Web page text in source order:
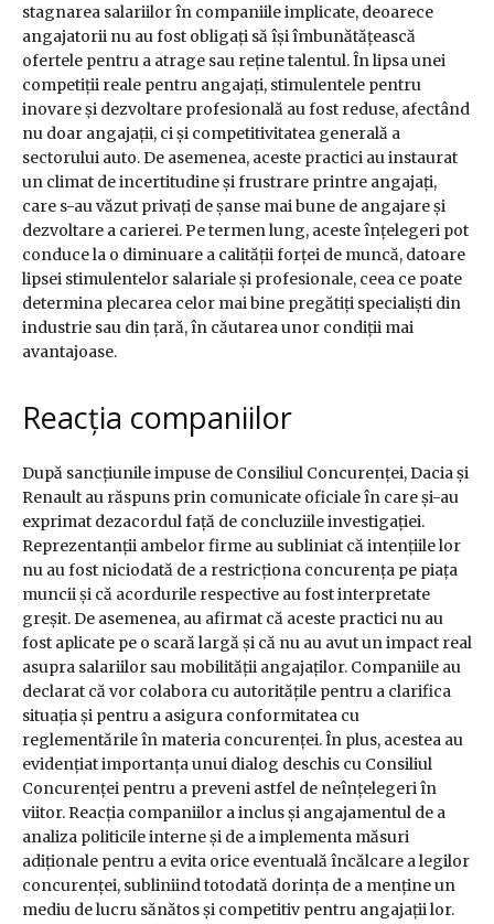
stagnarea salariilor în companiile implicate, deoarece
angajatorii nu au fost obligați să își îmbunătățească
ofertele pentru a atrage sau reține talentul. În lipsa unei
competiții reale pentru angajați, stimulentele pentru
inovare și dezvoltare profesională au fost reduse, afectând
nu doar angajații, ci și competitivitatea generală a
sectorului auto. De asemenea, aceste practici au instaurat
un climat de incertitudine și frustrare printre angajați,
care s-au văzut privați de șanse mai bune de angajare și
dezvoltare a carierei. Pe termen lung, aceste înțelegeri pot
conduce la o diminuare a calității forței de muncă, datoare
lipsei stimulentelor salariale și profesionale, ceea ce poate
determina plecarea celor mai bine pregătiți specialiști din
industrie sau din țară, în căutarea unor condiții mai
avantajoase.
Reacția companiilor
După sancțiunile impuse de Consiliul Concurenței, Dacia și
Renault au răspuns prin comunicate oficiale în care și-au
exprimat dezacordul față de concluziile investigației.
Reprezentanții ambelor firme au subliniat că intențiile lor
nu au fost niciodată de a restricționa concurența pe piața
muncii și că acordurile respective au fost interpretate
greșit. De asemenea, au afirmat că aceste practici nu au
fost aplicate pe o scară largă și că nu au avut un impact real
asupra salariilor sau mobilității angajaților. Companiile au
declarat că vor colabora cu autoritățile pentru a clarifica
situația și pentru a asigura conformitatea cu
reglementările în materia concurenței. În plus, acestea au
evidențiat importanța unui dialog deschis cu Consiliul
Concurenței pentru a preveni astfel de neînțelegeri în
viitor. Reacția companiilor a inclus și angajamentul de a
analiza politicile interne și de a implementa măsuri
adiționale pentru a evita orice eventuală încălcare a legilor
concurenței, subliniind totodată dorința de a menține un
mediu de lucru sănătos și competitiv pentru angajații lor.